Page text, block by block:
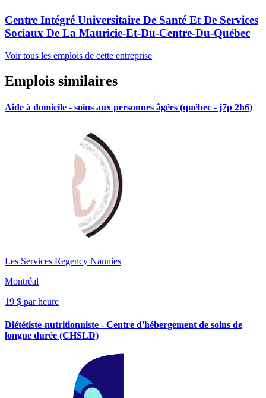
Centre Intégré Universitaire De Santé Et De Services
Sociaux De La Mauricie-Et-Du-Centre-Du-Québec
Voir tous les emplois de cette entreprise
Emplois similaires
Aide à domicile - soins aux personnes âgées (québec - j7p 2h6)
Les Services Regency Nannies
Montréal
19 $ par heure
Diététiste-nutritionniste - Centre d'hébergement de soins de
longue durée (CHSLD)